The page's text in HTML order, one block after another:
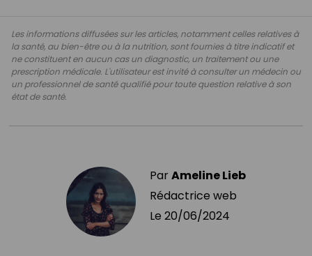
Les informations diffusées sur les articles, notamment celles relatives à
la santé, au bien-être ou à la nutrition, sont fournies à titre indicatif et
ne constituent en aucun cas un diagnostic, un traitement ou une
prescription médicale. L'utilisateur est invité à consulter un médecin ou
un professionnel de santé qualifié pour toute question relative à son
état de santé.
ParAmeline Lieb
Rédactrice web
Le 20/06/2024